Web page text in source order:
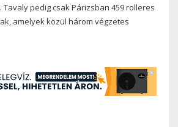
pedig csak Párizsban 459 rolleres
amelyek közül három végzetes